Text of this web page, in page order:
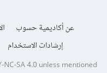
عن أكاديمية حسوب
إرشادات الاستخدام
NC-SA 4.0unless mentioned